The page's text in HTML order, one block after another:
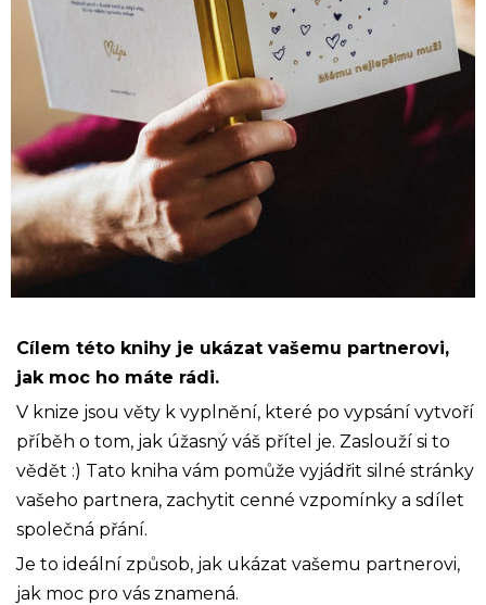
Cílem této knihy je ukázat vašemu partnerovi,
jak moc ho máte rádi.
V knize jsou věty k vyplnění, které po vypsání vytvoří
příběh o tom, jak úžasný váš přítel je. Zaslouží si to
vědět :) Tato kniha vám pomůže vyjádřit silné stránky
vašeho partnera, zachytit cenné vzpomínky a sdílet
společná přání.
Je to ideální způsob, jak ukázat vašemu partnerovi,
jak moc pro vás znamená.